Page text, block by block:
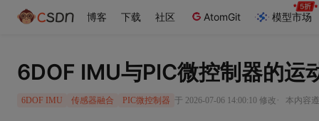
博客 下载 社区 AtomGit 模型市场
6DOF IMU与PIC微控制器的运
6DOF IMU 传感器融合 PIC微控制器 于 2026-07-06 14:00:10 修改 · 本内容